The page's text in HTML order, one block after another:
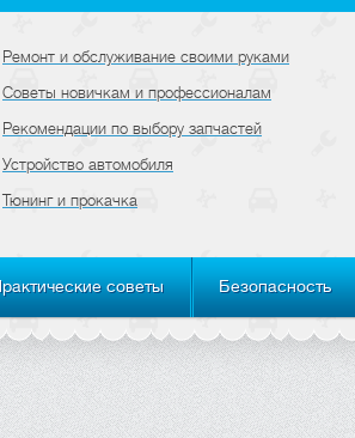
Ремонт и обслуживание своими руками
Советы новичкам и профессионалам
Рекомендации по выбору запчастей
Устройство автомобиля
Тюнинг и прокачка
советы Безопасность